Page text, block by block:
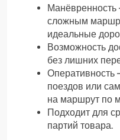
Манёвренность
сложным
идеальные
Возможность
без лишних
Оперативность
поездов или
на маршрут по
Подходит для
партий товара.